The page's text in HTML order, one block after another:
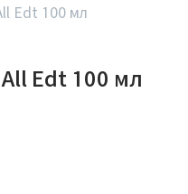
Волгоградский
Edt 100 мл
Edt 100 мл